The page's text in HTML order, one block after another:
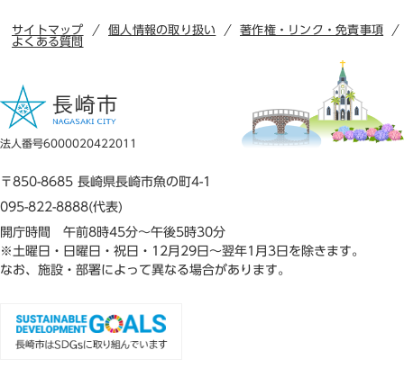
サイトマップ 個人情報の取り扱い
著作権・リンク・免責事項
よくある質問
法人番号6000020422011
〒850-8685 長崎県長崎市魚の町4-1
095-822-8888(代表)
開庁時間 午前8時45分～午後5時30分
※土曜日・日曜日・祝日・12月29日～翌年1月3日を除きます。
なお、施設・部署によって異なる場合があります。